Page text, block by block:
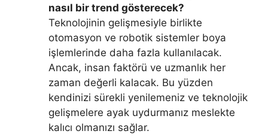
nasıl bir trend gösterecek?
Teknolojinin gelişmesiyle birlikte
otomasyon ve robotik sistemler boya
işlemlerinde daha fazla kullanılacak.
Ancak, insan faktörü ve uzmanlık her
zaman değerli kalacak. Bu yüzden
kendinizi sürekli yenilemeniz ve teknolojik
gelişmelere ayak uydurmanız meslekte
kalıcı olmanızı sağlar.